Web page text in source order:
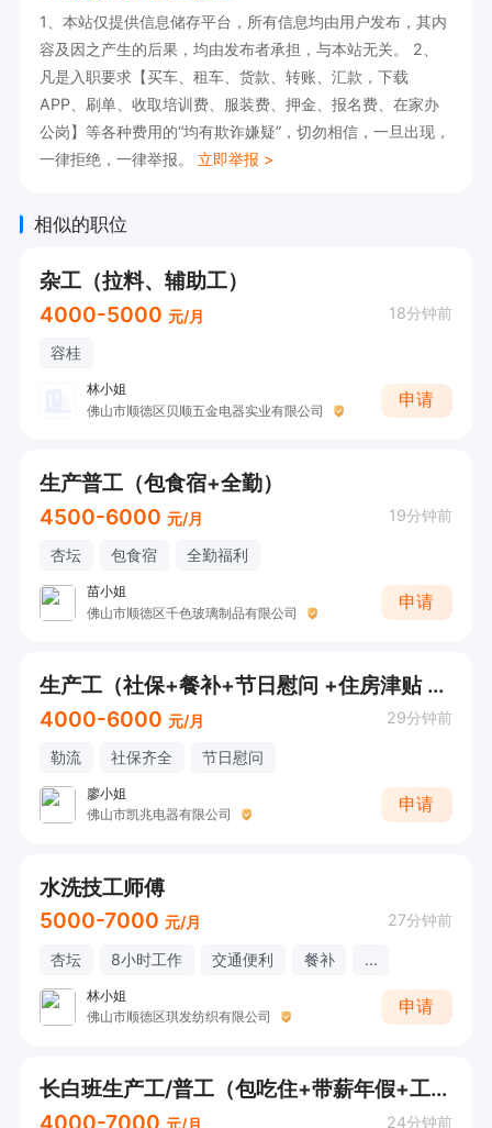
1、本站仅提供信息储存平台，所有信息均由用户发布，其内
容及因之产生的后果，均由发布者承担，与本站无关。 2、
凡是入职要求【买车、租车、货款、转账、汇款，下载
APP、刷单、收取培训费、服装费、押金、报名费、在家办
公岗】等各种费用的“均有欺诈嫌疑”，切勿相信，一旦出现，
一律拒绝，一律举报。 立即举报 >
相似的职位
杂工（拉料、辅助工）
4000-5000 元/月 18分钟前
容桂
林小姐
佛山市顺德区贝顺五金电器实业有限公司
申请
生产普工（包食宿+全勤）
4500-6000 元/月 19分钟前
杏坛 包食宿 全勤福利
苗小姐
佛山市顺德区千色玻璃制品有限公司
申请
生产工（社保+餐补+节日慰问 +住房津贴 +工龄奖））
4000-6000 元/月 29分钟前
勒流 社保齐全 节日慰问
廖小姐
佛山市凯兆电器有限公司
申请
水洗技工师傅
5000-7000 元/月 27分钟前
杏坛 8小时工作 交通便利 餐补 ...
林小姐
佛山市顺德区琪发纺织有限公司
申请
长白班生产工/普工（包吃住+带薪年假+工作简单+空调车间）
4000-7000
24分钟前